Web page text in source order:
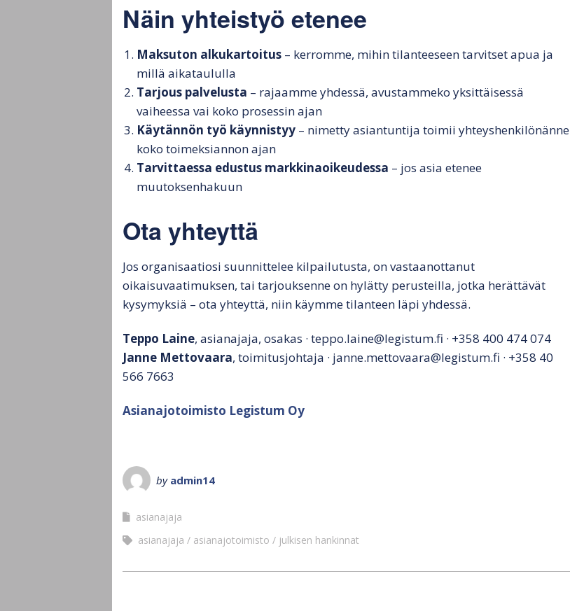
Näin yhteistyö etenee
Maksuton alkukartoitus – kerromme, mihin tilanteeseen tarvitset apua ja
millä aikataululla
Tarjous palvelusta – rajaamme yhdessä, avustammeko yksittäisessä
vaiheessa vai koko prosessin ajan
Käytännön työ käynnistyy – nimetty asiantuntija toimii yhteyshenkilönänne
koko toimeksiannon ajan
Tarvittaessa edustus markkinaoikeudessa – jos asia etenee
muutoksenhakuun
Ota yhteyttä
Jos organisaatiosi suunnittelee kilpailutusta, on vastaanottanut
oikaisuvaatimuksen, tai tarjouksenne on hylätty perusteilla, jotka herättävät
kysymyksiä – ota yhteyttä, niin käymme tilanteen läpi yhdessä.
Teppo Laine, asianajaja, osakas · teppo.laine@legistum.fi · +358 400 474 074
Janne Mettovaara, toimitusjohtaja · janne.mettovaara@legistum.fi · +358 40
566 7663
Asianajotoimisto Legistum Oy
by admin14
asianajaja
asianajaja
asianajotoimisto julkisen hankinnat